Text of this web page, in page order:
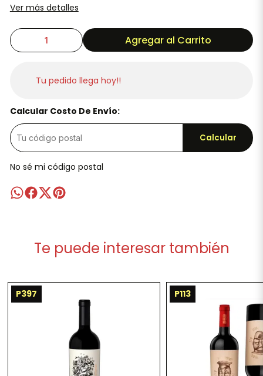
Ver más detalles
Agregar al Carrito
Tu pedido llega hoy!!
Calcular Costo De Envío:
Calcular
No sé mi código postal
Te puede interesar también
P397 P113